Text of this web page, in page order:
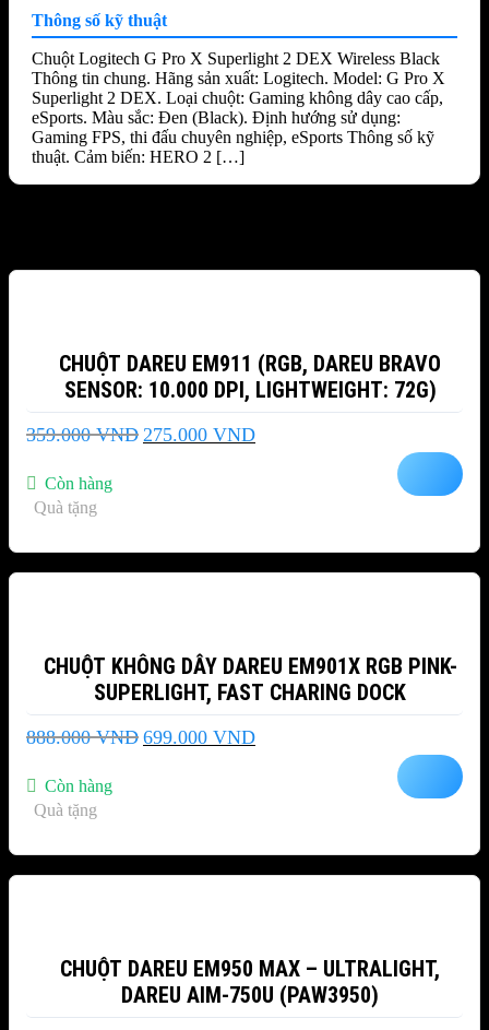
Thông số kỹ thuật
Chuột Logitech G Pro X Superlight 2 DEX Wireless Black
Thông tin chung. Hãng sản xuất: Logitech. Model: G Pro X
Superlight 2 DEX. Loại chuột: Gaming không dây cao cấp,
eSports. Màu sắc: Đen (Black). Định hướng sử dụng:
Gaming FPS, thi đấu chuyên nghiệp, eSports Thông số kỹ
thuật. Cảm biến: HERO 2 […]
CHUỘT DAREU EM911 (RGB, DAREU BRAVO
SENSOR: 10.000 DPI, LIGHTWEIGHT: 72G)
359.000VND Giá
275.000 VNDGiá
Còn hàng
Quà tặng
CHUỘT KHÔNG DÂY DAREU EM901X RGB PINK-
SUPERLIGHT, FAST CHARING DOCK
888.000VND Giá
699.000 VNDGiá
Còn hàng
Quà tặng
CHUỘT DAREU EM950 MAX – ULTRALIGHT,
DAREU AIM-750U (PAW3950)